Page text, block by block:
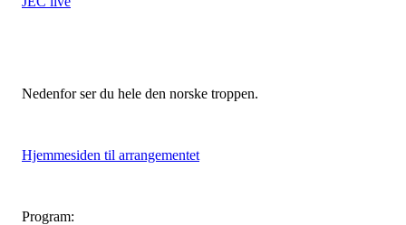
Nedenfor ser du hele den norske troppen.
Hjemmesiden til arrangementet
Program: